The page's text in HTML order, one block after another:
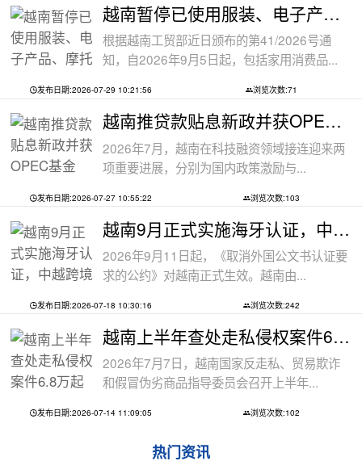
越南暂停已使用服装、电子产品、摩托车
根据越南工贸部近日颁布的第41/2026号通
知，自2026年9月5日起，包括家用消费品...
发布日期:2026-07-29 10:21:56 浏览次数:71
越南推贷款贴息新政并获OPEC基金5000万美
2026年7月，越南在科技融资领域接连迎来两
项重要进展，分别为国内政策激励与...
发布日期:2026-07-27 10:55:22 浏览次数:103
越南9月正式实施海牙认证，中越跨境文件
2026年9月11日起，《取消外国公文书认证要
求的公约》对越南正式生效。越南由...
发布日期:2026-07-18 10:30:16 浏览次数:242
越南上半年查处走私侵权案件6.8万起
2026年7月7日，越南国家反走私、贸易欺诈
和假冒伪劣商品指导委员会召开上半年...
发布日期:2026-07-14 11:09:05 浏览次数:102
热门资讯